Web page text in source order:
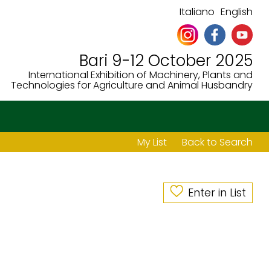
Italiano English
Bari 9-12 October 2025
International Exhibition of Machinery, Plants and
Technologies for Agriculture and Animal Husbandry
My List Back to Search
Enter in List